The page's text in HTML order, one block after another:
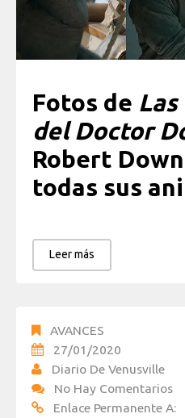
Fotos de
del Doctor
Robert
todas sus
Leer más
AVANCES
27/01/2020
Diario De Venusville
No Hay Comentarios
Enlace Permanente A: